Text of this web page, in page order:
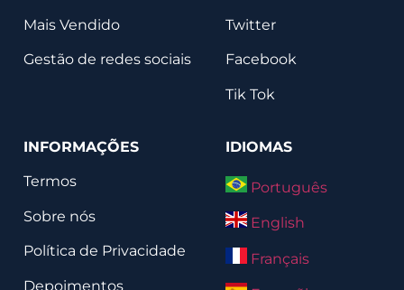
Mais Vendido
Gestão de redes sociais
Twitter
Facebook
Tik Tok
INFORMAÇÕES
Termos
Sobre nós
Política de Privacidade
Depoimentos
IDIOMAS
Português
English
Français